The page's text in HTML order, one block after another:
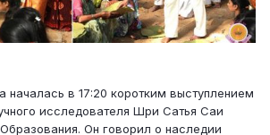
началась в 17:20 коротким выступлением
исследователя Шри Сатья Саи
Он говорил о наследии